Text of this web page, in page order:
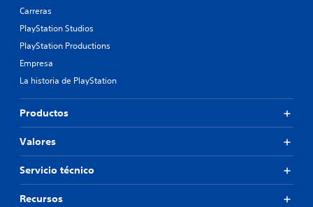
Carreras
PlayStation Studios
PlayStation Productions
Empresa
La historia de PlayStation
Productos
Valores
Servicio técnico
Recursos